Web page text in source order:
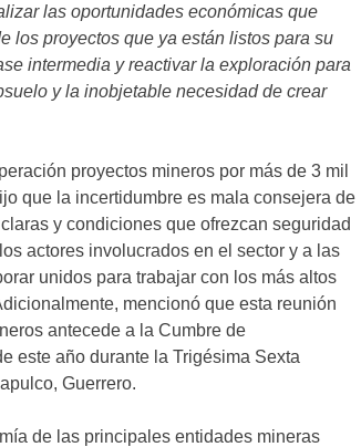
las oportunidades económicas que
los proyectos que ya están listos para su
intermedia y reactivar la exploración para
y la inobjetable necesidad de crear
proyectos mineros por más de 3 mil
que la incertidumbre es mala consejera de
y condiciones que ofrezcan seguridad
actores involucrados en el sector y a las
unidos para trabajar con los más altos
mencionó que esta reunión
antecede a la Cumbre de
este año durante la Trigésima Sexta
Guerrero.
de las principales entidades mineras